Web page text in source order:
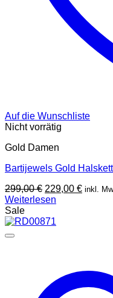
Auf die Wunschliste
Nicht vorrätig
Gold Damen
Bartijewels Gold
299,00€ Ursprünglicher
Preis
299,00 €
229,00 € inkl.
Weiterlesen
Sale